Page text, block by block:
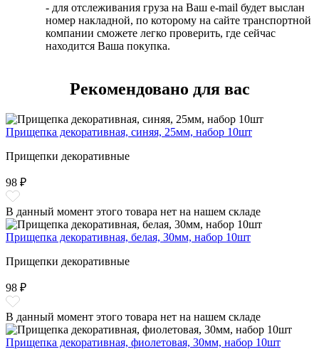
- для отслеживания груза на Ваш e-mail будет выслан
номер накладной, по которому на сайте транспортной
компании сможете легко проверить, где сейчас
находится Ваша покупка.
Рекомендовано для вас
Прищепка декоративная, синяя, 25мм, набор 10шт
Прищепки декоративные
98 ₽
В данный момент этого товара нет на нашем складе
Прищепка декоративная, белая, 30мм, набор 10шт
Прищепки декоративные
98 ₽
В данный момент этого товара нет на нашем складе
Прищепка декоративная, фиолетовая, 30мм, набор 10шт